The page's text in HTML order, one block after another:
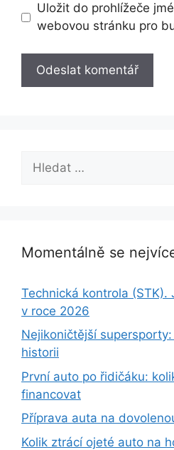
Uložit do prohlížeče
webovou stránku pro
Momentálně se
Technická kontrola
v roce 2026
Nejikoničtější
historii
První auto po řidičáku:
financovat
Příprava auta na
Kolik ztrácí ojeté auto na